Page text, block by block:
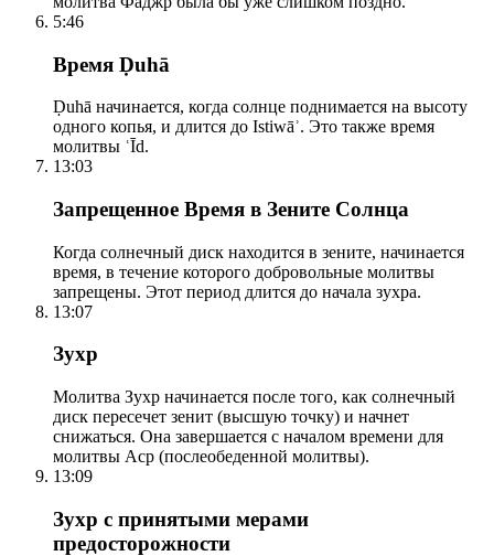
5:46
Время Ḍuhā
Ḍuhā начинается, когда солнце поднимается на высоту
одного копья, и длится до Istiwāʾ. Это также время
молитвы ʿĪd.
13:03
Запрещенное Время в Зените Солнца
Когда солнечный диск находится в зените, начинается
время, в течение которого добровольные молитвы
запрещены. Этот период длится до начала зухра.
13:07
Зухр
Молитва Зухр начинается после того, как солнечный
диск пересечет зенит (высшую точку) и начнет
снижаться. Она завершается с началом времени для
молитвы Аср (послеобеденной молитвы).
13:09
Зухр с принятыми мерами
предосторожности